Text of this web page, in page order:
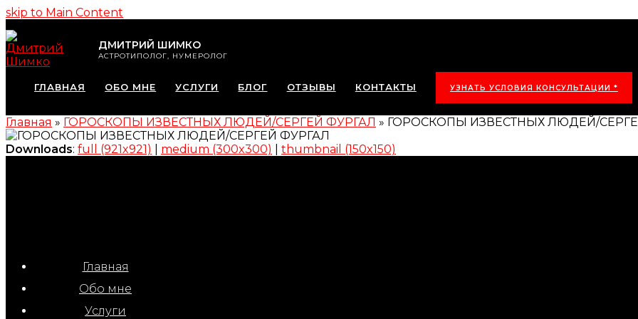
skip to Main Content
ДМИТРИЙ ШИМКО
АСТРОТИПОЛОГ, НУМЕРОЛОГ
ГЛАВНАЯ ОБО МНЕ УСЛУГИ БЛОГ ОТЗЫВЫ КОНТАКТЫ УЗНАТЬ УСЛОВИЯ КОНСУЛЬТАЦИИ *
Главная » ГОРОСКОПЫ ИЗВЕСТНЫХ ЛЮДЕЙ/СЕРГЕЙ ФУРГАЛ » ГОРОСКОПЫ ИЗВЕСТНЫХ ЛЮДЕЙ/
Downloads: full (921x921) medium (300x300) thumbnail (150x150)
Главная
Обо мне
Услуги